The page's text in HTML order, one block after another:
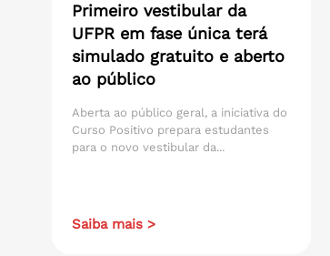
Primeiro vestibular da
UFPR em fase única terá
simulado gratuito e aberto
ao público
Aberta ao público geral, a iniciativa do
Curso Positivo prepara estudantes
para o novo vestibular da...
Saiba mais >